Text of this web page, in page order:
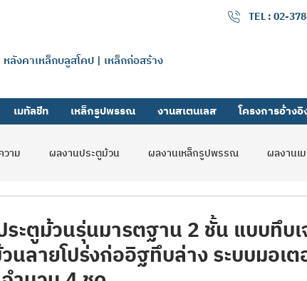
ลังคาเหล็กบลูสโคป | เหล็กก่อสร้าง
TEL : 02-
เมทัลชีท เหล็กรูปพรรณ งานสเตนเลส โครงการอ้างอิ
วาม ผลงานประตูม้วน ผลงานเหล็กรูปพรรณ ผลงานเ
ะตูม้วนรุ่นมารตฐาน 2 ชั้น แบบทึบเ
นลายโปร่งก่ออิฐทึบล่าง ระบบมอเ